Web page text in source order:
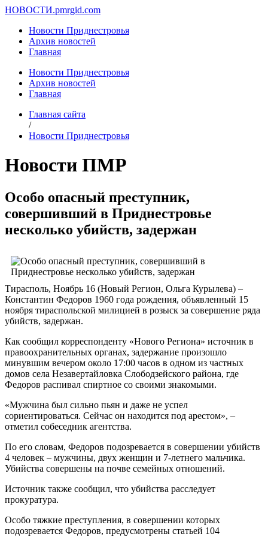
НОВОСТИ.pmrgid.com
Новости Приднестровья
Архив новостей
Главная
Новости Приднестровья
Архив новостей
Главная
Главная сайта
/
Новости Приднестровья
Новости ПМР
Особо опасный преступник,
совершивший в Приднестровье
несколько убийств, задержан
Тирасполь, Ноябрь 16 (Новый Регион, Ольга Курылева) –
Константин Федоров 1960 года рождения, объявленный 15
ноября тираспольской милицией в розыск за совершение ряда
убийств, задержан.
Как сообщил корреспонденту «Нового Региона» источник в
правоохранительных органах, задержание произошло
минувшим вечером около 17:00 часов в одном из частных
домов села Незавертайловка Слободзейского района, где
Федоров распивал спиртное со своими знакомыми.
«Мужчина был сильно пьян и даже не успел
сориентироваться. Сейчас он находится под арестом», –
отметил собеседник агентства.
По его словам, Федоров подозревается в совершении убийств
4 человек – мужчины, двух женщин и 7-летнего мальчика.
Убийства совершены на почве семейных отношений.
Источник также сообщил, что убийства расследует
прокуратура.
Особо тяжкие преступления, в совершении которых
подозревается Федоров, предусмотрены статьей 104